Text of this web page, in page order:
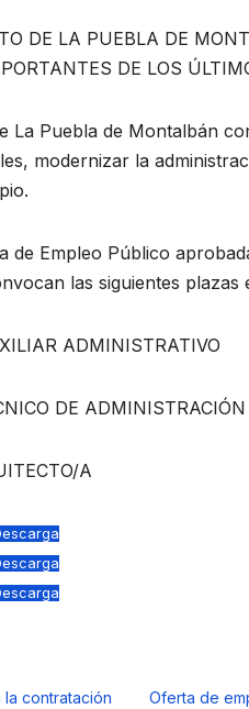
DE LA PUEBLA DE
DE LOS
La Puebla de Montalbán
modernizar la
de Empleo Público
las siguientes plazas
ADMINISTRATIVO
DE
A
la contratación
Oferta de